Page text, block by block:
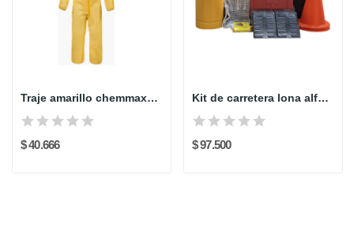
Traje amarillo chemmax1 lakeland
$ 40.666
Kit de carretera lona alfombra tipo 1
$ 97.500